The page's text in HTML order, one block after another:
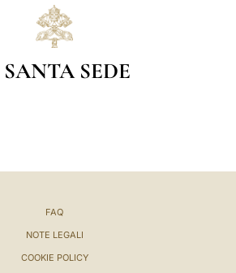
SANTA SEDE
FAQ
NOTE LEGALI
COOKIE POLICY